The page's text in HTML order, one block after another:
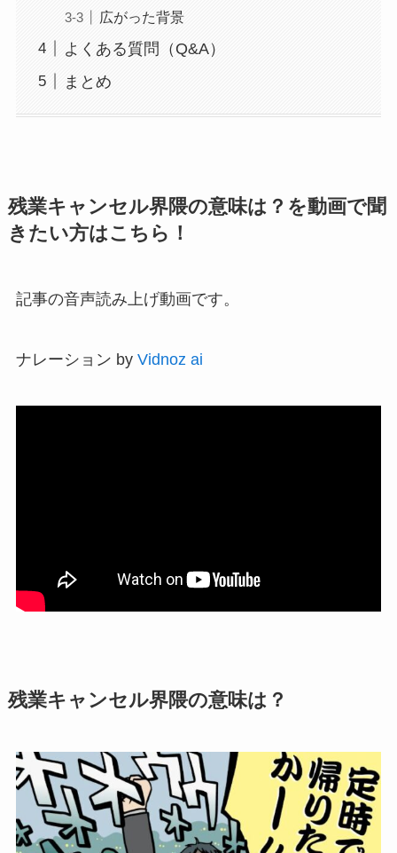
広がった背景
よくある質問（Q&A）
まとめ
残業キャンセル界隈の意味は？を動画で聞
きたい方はこちら！
記事の音声読み上げ動画です。
ナレーション by Vidnoz ai
残業キャンセル界隈の意味は？